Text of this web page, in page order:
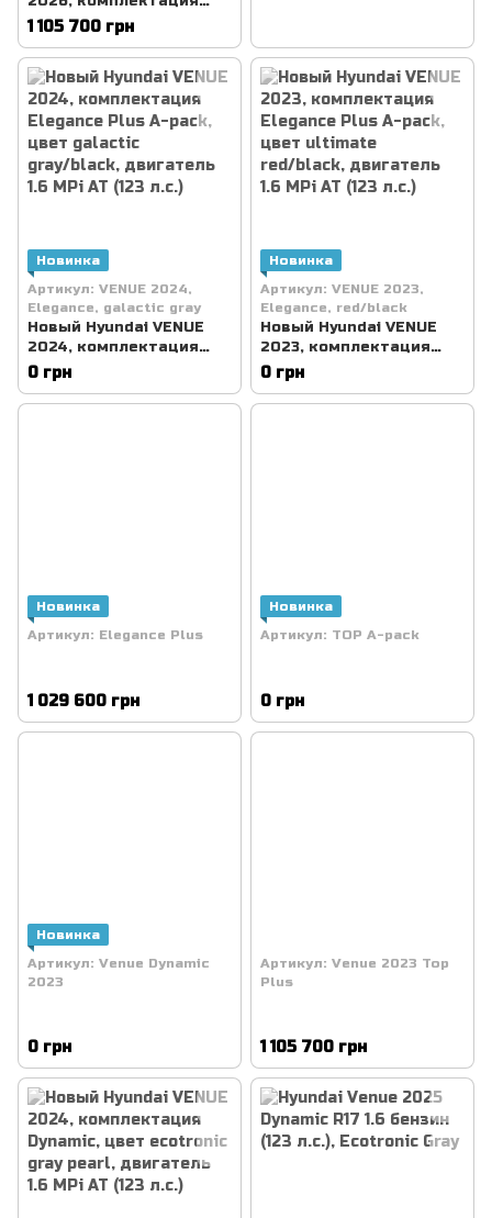
Elegance Plus A-pack,
цвет ecotronic
graypearl, двигатель 1.6
MPi AT (123 л.с.)
1 105 700 грн
Новинка
Артикул: VENUE 2024,
Elegance, galactic gray
Новый Hyundai VENUE
2024, комплектация
Elegance Plus A-pack,
цвет galactic gray/black,
двигатель 1.6 MPi AT (123
0 грн
Новинка
Артикул: VENUE 2023,
Elegance, red/black
Новый Hyundai VENUE
2023, комплектация
Elegance Plus A-pack,
цвет ultimate red/black,
двигатель 1.6 MPi AT (123
0 грн
Новинка
Артикул: Elegance Plus
1 029 600 грн
Новинка
Артикул: TOP A-pack
0 грн
Новинка
Артикул: Venue Dynamic
2023
0 грн
Артикул: Venue 2023 Top
Plus
1 105 700 грн